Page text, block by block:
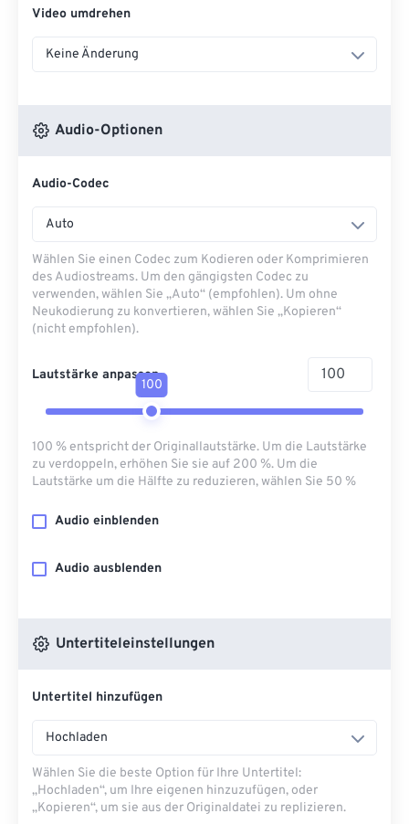
Video umdrehen
Keine Änderung
Audio-Optionen
Audio-Codec
Auto
Wählen Sie einen Codec zum Kodieren oder Komprimieren
des Audiostreams. Um den gängigsten Codec zu
verwenden, wählen Sie „Auto“ (empfohlen). Um ohne
Neukodierung zu konvertieren, wählen Sie „Kopieren“
(nicht empfohlen).
Lautstärke anpassen
100
100 % entspricht der Originallautstärke. Um die Lautstärke
zu verdoppeln, erhöhen Sie sie auf 200 %. Um die
Lautstärke um die Hälfte zu reduzieren, wählen Sie 50 %
Audio einblenden
Audio ausblenden
Untertiteleinstellungen
Untertitel hinzufügen
Hochladen
Wählen Sie die beste Option für Ihre Untertitel:
„Hochladen“, um Ihre eigenen hinzuzufügen, oder
„Kopieren“, um sie aus der Originaldatei zu replizieren.